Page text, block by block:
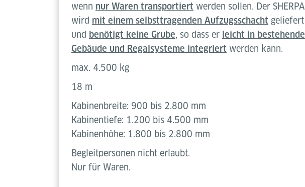
wenn nur Waren transportiert werden sollen. Der SHERPA
wird mit einem selbsttragenden Aufzugsschacht geliefert
und benötigt keine Grube, so dass er leicht in bestehende
Gebäude und Regalsysteme integriert werden kann.
max. 4.500 kg
18 m
Kabinenbreite: 900 bis 2.800 mm
Kabinentiefe: 1.200 bis 4.500 mm
Kabinenhöhe: 1.800 bis 2.800 mm
Begleitpersonen nicht erlaubt.
Nur für Waren.